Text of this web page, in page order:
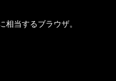
当するブラウザ。